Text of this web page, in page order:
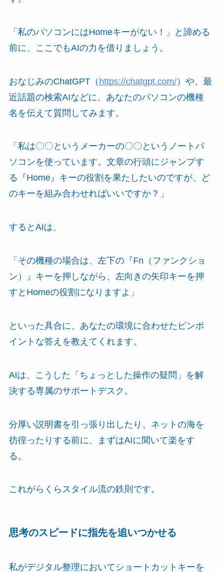
「私のパソコンにはHomeキーがない！」と諦める
前に、ここでもAIの力を借りましょう。
おなじみのChatGPT（ https://chatgpt.com/）や、最
近話題の検索AIなどに、あなたのパソコンの機種
名を伝えて質問してみます。
「私は〇〇というメーカーの〇〇というノートパ
ソコンを使っています。文章の行頭にジャンプす
る『Home』キーの役割を果たしたいのですが、ど
のキーを組み合わせればいいですか？」
するとAIは、
「その機種の場合は、左下の『Fn（ファンクショ
ン）』キーを押しながら、左向きの矢印キーを押
すとHomeの役割になりますよ」
といった具合に、あなたの環境に合わせたピンポ
イントな答えを教えてくれます。
AIは、こうした「ちょっとした操作の疑問」を解
決する専属のサポートデスク。
分厚い説明書を引っ張り出したり、ネットの海を
彷徨ったりする前に、まずはAIに聞いて楽をす
る。
これがらくらスタイル流の鉄則です。
思考のスピードに指先を追いつかせる
私がデジタル整理においてショートカットキーを